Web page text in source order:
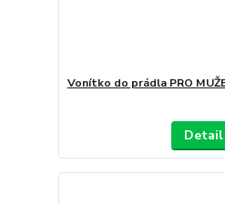
Vonítko do prádla PRO
Detail